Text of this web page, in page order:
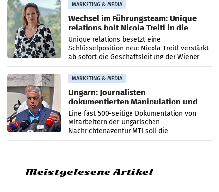
MARKETING & MEDIA
Wechsel im Führungsteam: Unique
relations holt Nicola Treitl in die
Geschäftsleitung
Unique relations besetzt eine
Schlüsselposition neu: Nicola Treitl verstärkt
ab sofort die Geschäftsleitung der Wiener
PR-Agentur an der Seite von Josef Kalina und
Anna Kalina-Mahr.
MARKETING & MEDIA
Ungarn: Journalisten
dokumentierten Manipulation und
Zensur
Eine fast 500-seitige Dokumentation von
Mitarbeitern der Ungarischen
Nachrichtenagentur MTI soll die
systematische Nachrichten-Manipulation und
Meistgelesene Artikel